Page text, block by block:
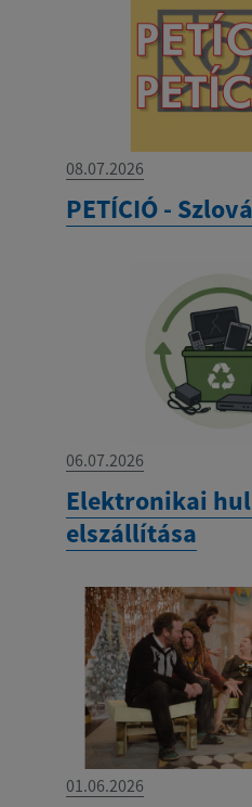
08.07.2026
PETÍCIÓ -
06.07.2026
Elektronikai
elszállítása
01.06.2026